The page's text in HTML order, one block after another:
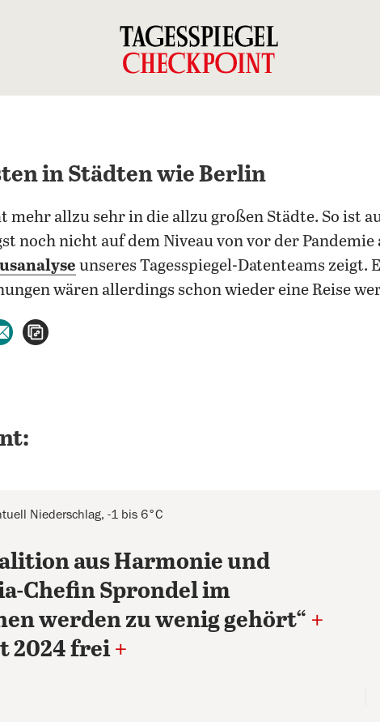
in Städten wie Berlin
mehr allzu sehr in die allzu großen Städte. So ist
noch nicht auf dem Niveau von vor der Pandemie
unseres Tagesspiegel-Datenteams zeigt.
wären allerdings schon wieder eine Reise
WhatsApp teilen
per E-Mail teilen
Niederschlag, -1 bis 6°C
aus Harmonie und
Chefin Sprondel im
werden zu wenig gehört“ +
2024 frei +